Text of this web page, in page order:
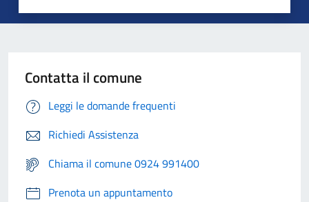
Contatta il comune
Leggi le domande frequenti
Richiedi Assistenza
Chiama il comune 0924 991400
Prenota un appuntamento